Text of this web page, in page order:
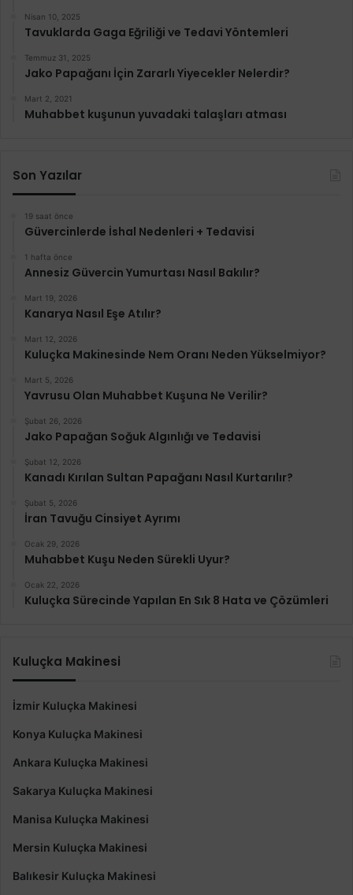
Nisan 10, 2025
Tavuklarda Gaga Eğriliği ve Tedavi Yöntemleri
Temmuz 31, 2025
Jako Papağanı İçin Zararlı Yiyecekler Nelerdir?
Mart 2, 2021
Muhabbet kuşunun yuvadaki talaşları atması
Son Yazılar
19 saat önce
Güvercinlerde İshal Nedenleri + Tedavisi
1 hafta önce
Annesiz Güvercin Yumurtası Nasıl Bakılır?
Mart 19, 2026
Kanarya Nasıl Eşe Atılır?
Mart 12, 2026
Kuluçka Makinesinde Nem Oranı Neden Yükselmiyor?
Mart 5, 2026
Yavrusu Olan Muhabbet Kuşuna Ne Verilir?
Şubat 26, 2026
Jako Papağan Soğuk Algınlığı ve Tedavisi
Şubat 12, 2026
Kanadı Kırılan Sultan Papağanı Nasıl Kurtarılır?
Şubat 5, 2026
İran Tavuğu Cinsiyet Ayrımı
Ocak 29, 2026
Muhabbet Kuşu Neden Sürekli Uyur?
Ocak 22, 2026
Kuluçka Sürecinde Yapılan En Sık 8 Hata ve Çözümleri
Kuluçka Makinesi
İzmir Kuluçka Makinesi
Konya Kuluçka Makinesi
Ankara Kuluçka Makinesi
Sakarya Kuluçka Makinesi
Manisa Kuluçka Makinesi
Mersin Kuluçka Makinesi
Balıkesir Kuluçka Makinesi